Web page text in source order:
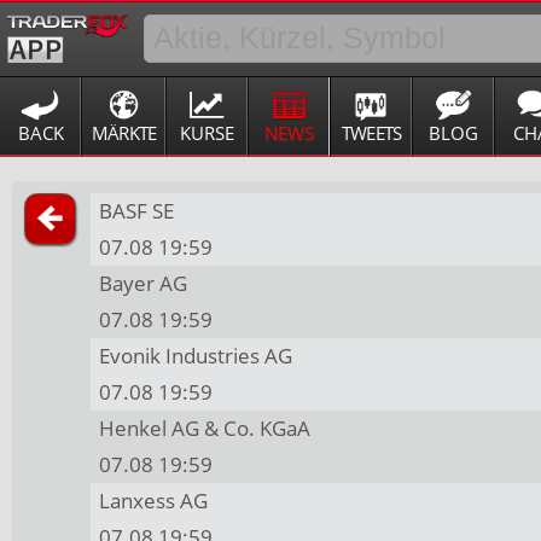
BACK MÄRKTE KURSE NEWS TWEETS BLOG
BASF SE
07.08 19:59
Bayer AG
07.08 19:59
Evonik Industries AG
07.08 19:59
Henkel AG & Co. KGaA
07.08 19:59
Lanxess AG